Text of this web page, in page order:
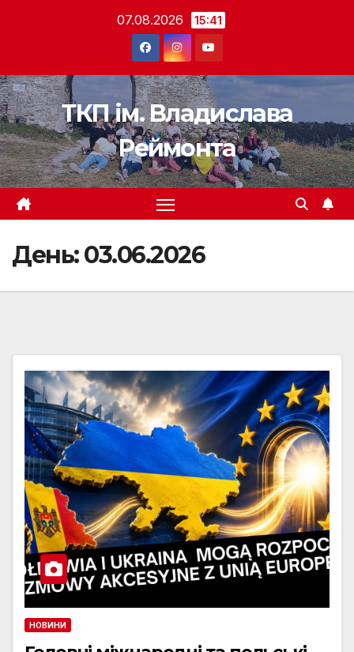
07.08.2026 15:41
ТКП ім. Владислава
Реймонта
День:03.06.2026
НОВИНИ